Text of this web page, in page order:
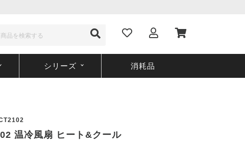
シリーズ 消耗品
温冷風扇 ヒート&クール